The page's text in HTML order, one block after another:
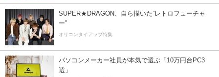
SUPER★DRAGON、自ら描いた”レトロフューチャ
ー”
オリコンタイアップ特集
パソコンメーカー社員が本気で選ぶ「10万円台PC3
選」